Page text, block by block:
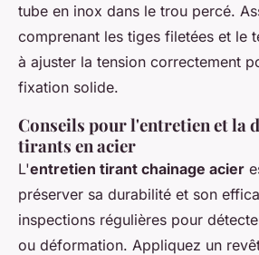
tube en inox dans le trou percé.
comprenant les tiges filetées et le
à ajuster la tension correctement
fixation solide.
Conseils pour l'entretien et la
tirants en acier
L'entretien tirant chainage acier
préserver sa durabilité et son
inspections régulières pour
ou déformation. Appliquez un